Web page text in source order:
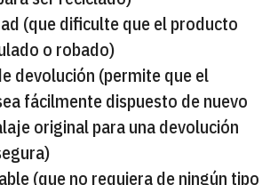
(que dificulte que el producto
o robado)
devolución (permite que el
fácilmente dispuesto de nuevo
original para una devolución
(que no requiera de ningún tipo